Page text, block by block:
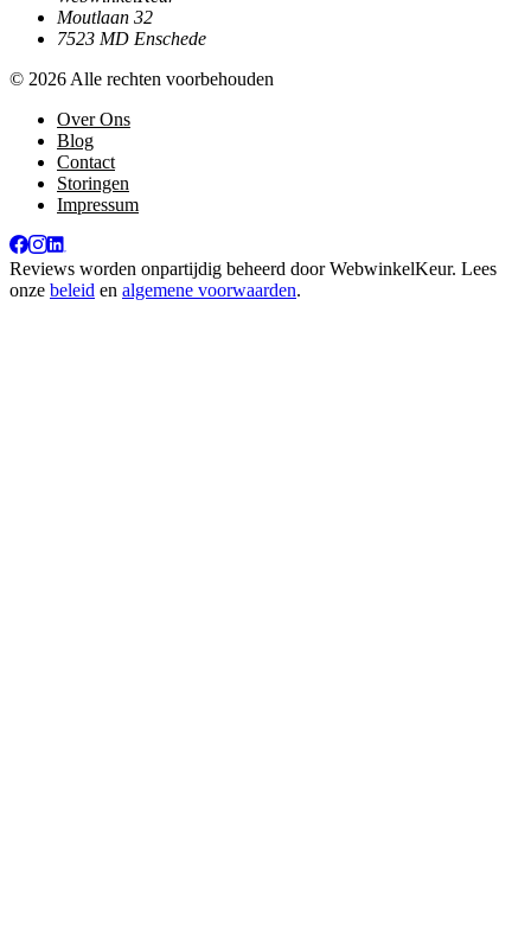
Moutlaan 32
7523 MD Enschede
© 2026 Alle rechten voorbehouden
Over Ons
Blog
Contact
Storingen
Impressum
Reviews worden onpartijdig beheerd doorWebwinkelKeur. Lees
onze beleid en algemene voorwaarden.